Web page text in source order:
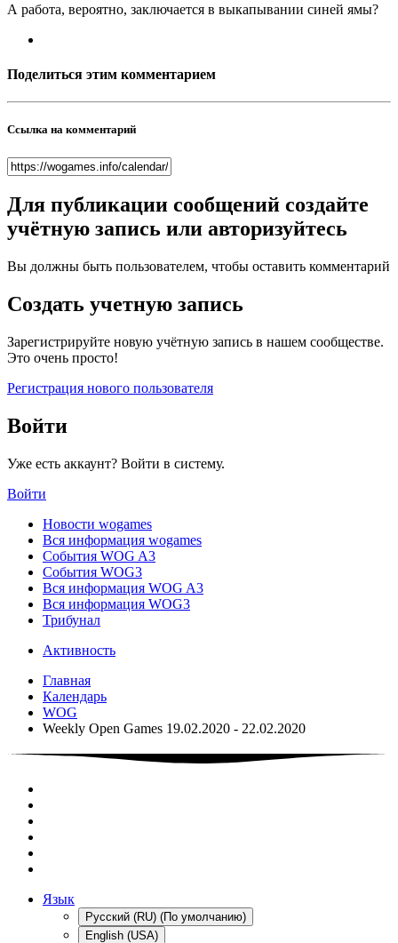
А работа, вероятно, заключается в выкапывании синей ямы?
Поделиться этим комментарием
Ссылка на комментарий
Для публикации сообщений создайте
учётную запись или авторизуйтесь
Вы должны быть пользователем, чтобы оставить комментарий
Создать учетную запись
Зарегистрируйте новую учётную запись в нашем сообществе.
Это очень просто!
Регистрация нового пользователя
Войти
Уже есть аккаунт? Войти в систему.
Войти
Новости wogames
Вся информация wogames
События WOG A3
События WOG3
Вся информация WOG A3
Вся информация WOG3
Трибунал
Активность
Главная
Календарь
WOG
Weekly Open Games 19.02.2020 - 22.02.2020
Язык
Русский (RU) (По умолчанию)
English (USA)